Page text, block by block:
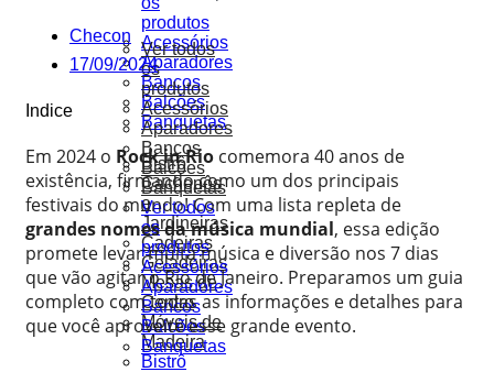
produtos
Acessórios
Aparadores
Bancos
Balcões
Banquetas
Bistrô
Cachepôs
e
Jardineiras
Cadeiras
Geladeiras
Mesas de
Centro
Móveis de
Madeira
Bistrô
Ver todos
os
produtos
Acessórios
Aparadores
Bancos
Balcões
Banquetas
Ver todos
os
produtos
Acessórios
Aparadores
Bancos
Balcões
Banquetas
Checon
17/09/2024
Indice
Em 2024 o Rock in Rio comemora 40 anos de
existência, firmando como um dos principais
festivais do mundo! Com uma lista repleta de
grandes nomes da música mundial, essa edição
promete levar muita música e diversão nos 7 dias
que vão agitar o Rio de Janeiro. Preparamos um guia
completo com todas as informações e detalhes para
que você aproveite esse grande evento.